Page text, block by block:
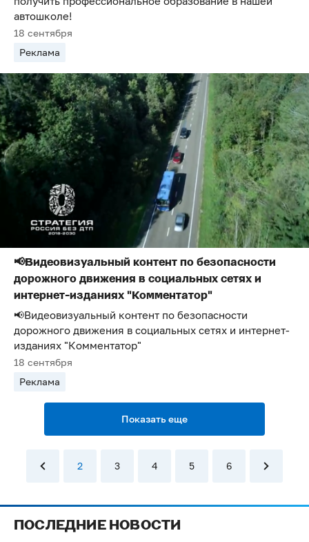
автошколе!
18 сентября
Реклама
📢Видеовизуальный контент по безопасности
дорожного движения в социальных сетях и
интернет-изданиях "Комментатор"
📢Видеовизуальный контент по безопасности
дорожного движения в социальных сетях и интернет-
изданиях "Комментатор"
18 сентября
Реклама
Показать еще
2 3 4 5 6
ПОСЛЕДНИЕ НОВОСТИ